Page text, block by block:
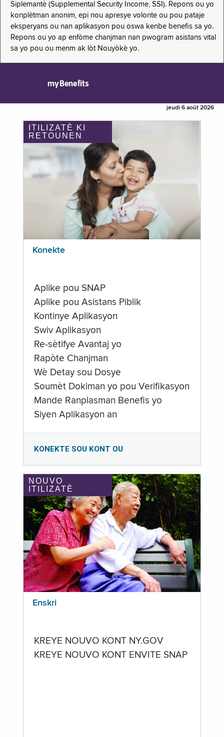
Siplemantè (Supplemental Security Income, SSI). Repons ou yo
konplètman anonim, epi nou apresye volonte ou pou pataje
eksperyans ou nan aplikasyon pou oswa kenbe benefis sa yo.
Repons ou yo ap enfòme chanjman nan pwogram asistans vital
sa yo pou ou menm ak lòt Nouyòkè yo.
myBenefits
jeudi 6 août 2026
ITILIZATÈ KI
RETOUNEN
Konekte
Aplike pou SNAP
Aplike pou Asistans Piblik
Kontinye Aplikasyon
Swiv Aplikasyon
Re-sètifye Avantaj yo
Rapòte Chanjman
Wè Detay sou Dosye
Soumèt Dokiman yo pou Verifikasyon
Mande Ranplasman Benefis yo
Siyen Aplikasyon an
KONEKTE SOU KONT OU
NOUVO
ITILIZATÈ
Enskri
KREYE NOUVO KONT NY.GOV
KREYE NOUVO KONT ENVITE SNAP